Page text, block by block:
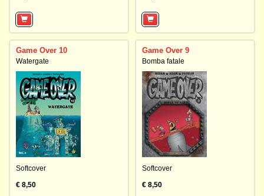
Game Over 10
Watergate
Softcover
€ 8,50
Game Over 9
Bomba fatale
Softcover
€ 8,50